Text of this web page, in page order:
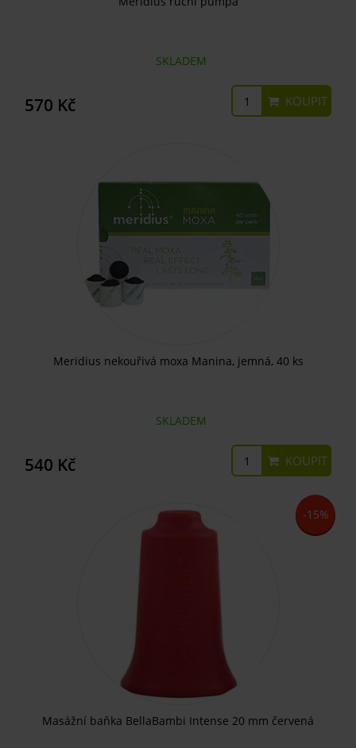
SKLADEM
570 Kč KOUPIT
Meridius nekouřivá moxa Manina, jemná, 40 ks
SKLADEM
540 Kč KOUPIT
-15%
Masážní baňka BellaBambi Intense 20 mm červená